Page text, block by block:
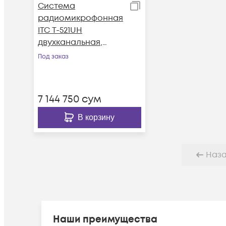
Система
радиомикрофонная
ITC T-521UH
двухканальная,
приёмник + 2 ручных
Под заказ
7 144 750 сум
В корзину
Наши преимущества